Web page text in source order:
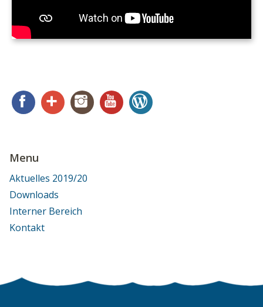
FacebookGoogle+ InstagramYouTube
Menu
Aktuelles 2019/20
Downloads
Interner Bereich
Kontakt